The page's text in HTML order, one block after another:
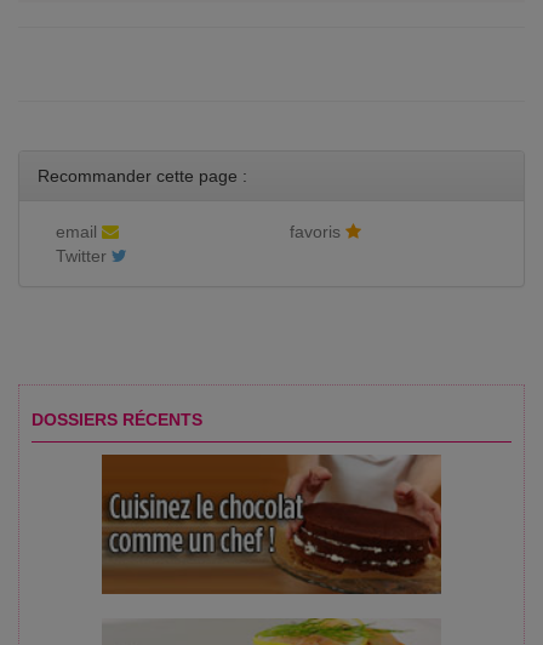
Recommander cette page :
email
favoris
Twitter
DOSSIERS RÉCENTS